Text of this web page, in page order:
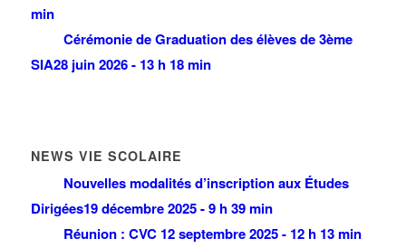
min
Cérémonie de Graduation des élèves de 3ème
SIA28 juin 2026 - 13 h 18 min
NEWS VIE SCOLAIRE
Nouvelles modalités d’inscription aux Études
Dirigées19 décembre 2025 - 9 h 39 min
Réunion : CVC 12 septembre 2025 - 12 h 13 min